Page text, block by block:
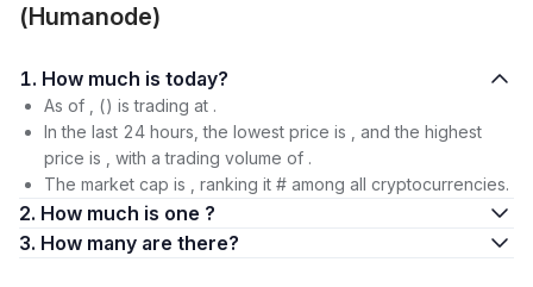
(Humanode)
1. How much is today?
As of , () is trading at .
In the last 24 hours, the lowest price is , and the highest
price is , with a trading volume of .
The market cap is , ranking it # among all cryptocurrencies.
2. How much is one ?
3. How many are there?